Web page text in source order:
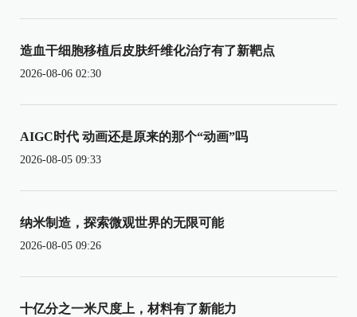
造血干细胞移植后皮肤纤维化治疗有了新靶点
2026-08-06 02:30
AIGC时代 动画还是原来的那个“动画”吗
2026-08-05 09:33
纳米制造，探索微观世界的无限可能
2026-08-05 09:26
十亿分之一米尺度上，材料有了新能力